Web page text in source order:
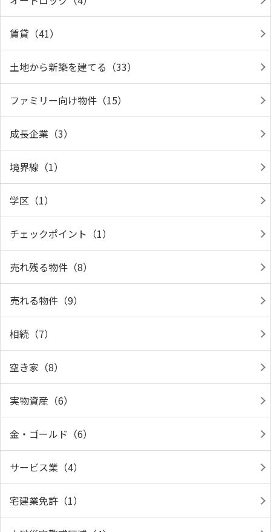
賃貸（41）
土地から新築を建てる（33）
ファミリー向け物件（15）
成長企業（3）
境界線（1）
学区（1）
チェックポイント（1）
売れ残る物件（8）
売れる物件（9）
相続（7）
空き家（8）
実物資産（6）
金・ゴールド（6）
サービス業（4）
宅建業免許（1）